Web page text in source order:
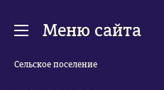
Меню сайта
Сельское поселение